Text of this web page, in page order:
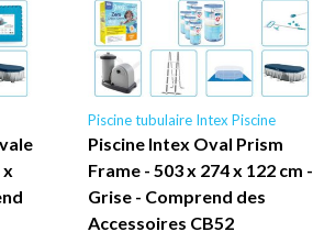
x
Piscine tubulaire Intex Piscine
Piscine Intex Oval Prism
Frame - 503 x 274 x 122 cm -
Grise - Comprend des
Accessoires CB52